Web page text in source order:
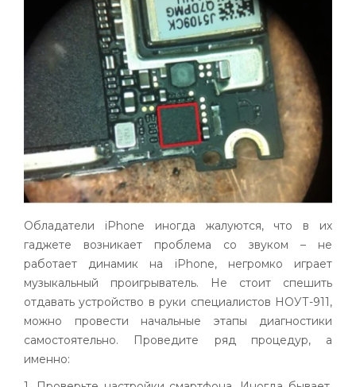
Обладатели iPhone иногда жалуются, что в их
гаджете возникает проблема со звуком – не
работает динамик на iPhone, негромко играет
музыкальный проигрыватель. Не стоит спешить
отдавать устройство в руки специалистов НОУТ-911,
можно провести начальные этапы диагностики
самостоятельно. Проведите ряд процедур, а
именно: